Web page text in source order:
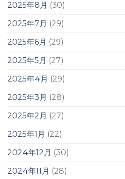
2025年8月 (30)
2025年7月 (29)
2025年6月 (29)
2025年5月 (27)
2025年4月 (29)
2025年3月 (28)
2025年2月 (27)
2025年1月 (22)
2024年12月 (30)
2024年11月 (28)